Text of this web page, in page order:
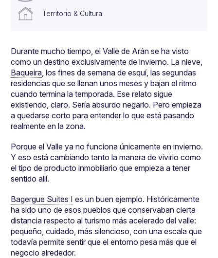
Territorio & Cultura
Durante mucho tiempo, el Valle de Arán se ha visto
como un destino exclusivamente de invierno. La nieve,
Baqueira , los fines de semana de esquí, las segundas
residencias que se llenan unos meses y bajan el ritmo
cuando termina la temporada. Ese relato sigue
existiendo, claro. Sería absurdo negarlo. Pero empieza
a quedarse corto para entender lo que está pasando
realmente en la zona.
Porque el Valle ya no funciona únicamente en invierno.
Y eso está cambiando tanto la manera de vivirlo como
el tipo de producto inmobiliario que empieza a tener
sentido allí.
Bagergue Suites I es un buen ejemplo. Históricamente
ha sido uno de esos pueblos que conservaban cierta
distancia respecto al turismo más acelerado del valle:
pequeño, cuidado, más silencioso, con una escala que
todavía permite sentir que el entorno pesa más que el
negocio alrededor.